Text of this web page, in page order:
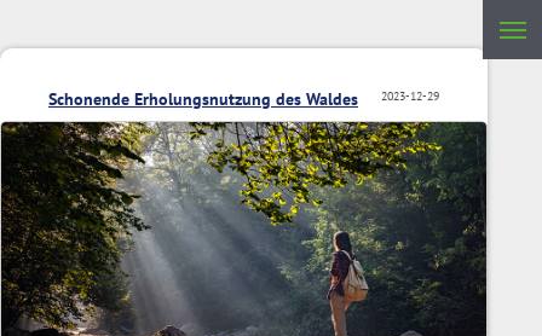
2023-12-29
Schonende Erholungsnutzung des Waldes